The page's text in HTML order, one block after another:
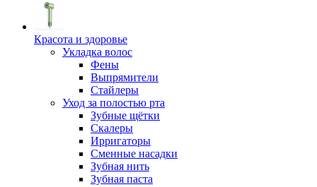
Красота и здоровье
Укладка волос
Фены
Выпрямители
Стайлеры
Уход за полостью рта
Зубные щётки
Скалеры
Ирригаторы
Сменные насадки
Зубная нить
Зубная паста